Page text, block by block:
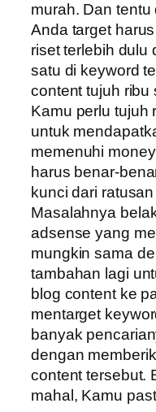
murah. Dan
Anda target
riset terlebih dulu
satu di keyword
content tujuh ribu
Kamu perlu tujuh
untuk
memenuhi
harus benar-
kunci dari
Masalahnya
adsense yang
mungkin sama
tambahan lagi
blog content ke
mentarget
banyak
dengan
content tersebut.
mahal, Kamu